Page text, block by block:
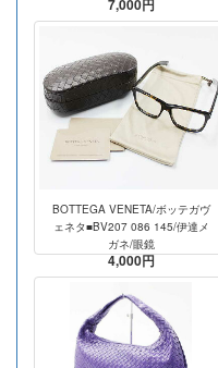
7,000円
BOTTEGA VENETA/ボッテガヴ
ェネタ■BV207 086 145/伊達メ
ガネ/眼鏡
4,000円